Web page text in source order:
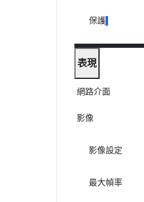
保護
表現
網路介面
影像
影像設定
最大幀率